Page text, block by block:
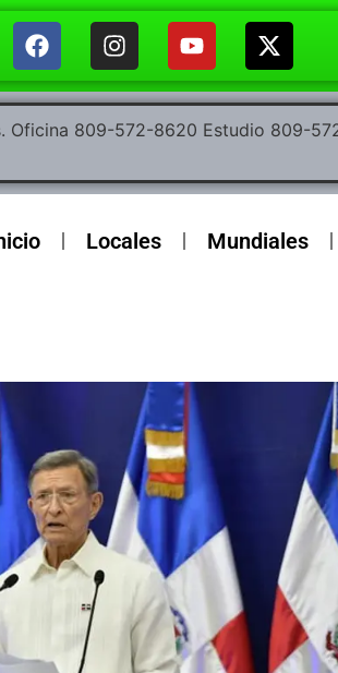
Oficina 809-572-8620 Estudio 809-
Locales Mundiales